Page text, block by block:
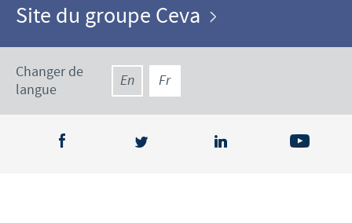
Site du groupe Ceva
Changer de
langue
En Fr